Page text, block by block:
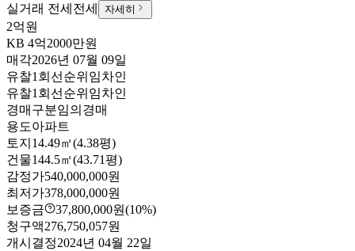
실거래 전세 전세 자세히
2억원
KB 4억2000만원
매각2026년 07월 09일
유찰1회 선순위임차인
유찰1회 선순위임차인
경매구분임의경매
용도아파트
토지 14.49㎡(4.38평)
건물144.5㎡(43.71평)
감정가540,000,000원
최저가378,000,000원
보증금
37,800,000원(10%)
청구액276,750,057원
개시결정2024년 04월 22일